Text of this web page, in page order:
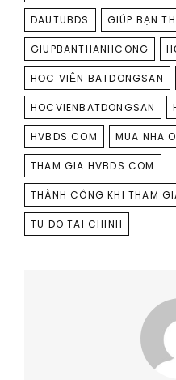
DAUTUBDS GIÚP BẠN
GIUPBANTHANHCONG
HỌC VIỆN BATDONGSAN
HOCVIENBATDONGSAN
HVBDS.COM MUA NHA
THAM GIA HVBDS.COM
THÀNH CÔNG KHI THAM
TU DO TAI CHINH